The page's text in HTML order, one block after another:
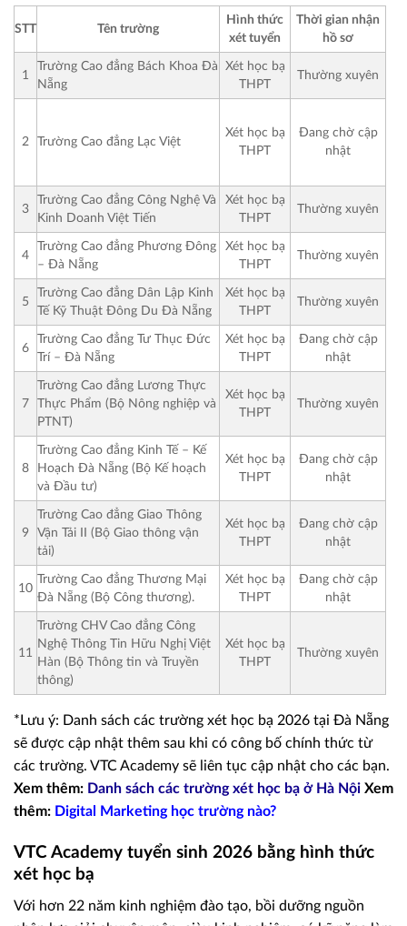
STT Tên trường
Hình thức
xét tuyển
Thời gian nhận
hồ sơ
1
Trường Cao đẳng Bách Khoa Đà
Nẵng
Xét học bạ
THPT
Thường xuyên
2 Trường Cao đẳng Lạc Việt
Xét học bạ
THPT
Đang chờ cập
nhật
3
Trường Cao đẳng Công Nghệ Và
Kinh Doanh Việt Tiến
Xét học bạ
THPT
Thường xuyên
4
Trường Cao đẳng Phương Đông
– Đà Nẵng
Xét học bạ
THPT
Thường xuyên
5
Trường Cao đẳng Dân Lập Kinh
Tế Kỹ Thuật Đông Du Đà Nẵng
Xét học bạ
THPT
Thường xuyên
6
Trường Cao đẳng Tư Thục Đức
Trí – Đà Nẵng
Xét học bạ
THPT
Đang chờ cập
nhật
7
Trường Cao đẳng Lương Thực
Thực Phẩm (Bộ Nông nghiệp và
PTNT)
Xét học bạ
THPT
Thường xuyên
8
Trường Cao đẳng Kinh Tế – Kế
Hoạch Đà Nẵng (Bộ Kế hoạch
và Đầu tư)
Xét học bạ
THPT
Đang chờ cập
nhật
9
Trường Cao đẳng Giao Thông
Vận Tải II (Bộ Giao thông vận
tải)
Xét học bạ
THPT
Đang chờ cập
nhật
10
Trường Cao đẳng Thương Mại
Đà Nẵng (Bộ Công thương).
Xét học bạ
THPT
Đang chờ cập
nhật
11
Trường CHV Cao đẳng Công
Nghệ Thông Tin Hữu Nghị Việt
Hàn (Bộ Thông tin và Truyền
thông)
Xét học bạ
THPT
Thường xuyên
*Lưu ý: Danh sách các trường xét học bạ 2026 tại Đà Nẵng
sẽ được cập nhật thêm sau khi có công bố chính thức từ
các trường. VTC Academy sẽ liên tục cập nhật cho các bạn.
Xem thêm: Danh sách các trường xét học bạ ở Hà Nội Xem
thêm: Digital Marketing học trường nào?
VTC Academy tuyển sinh 2026 bằng hình thức
xét học bạ
Với hơn 22 năm kinh nghiệm đào tạo, bồi dưỡng nguồn